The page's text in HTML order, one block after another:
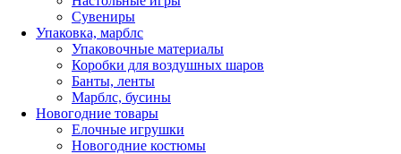
Сувениры
Упаковка, марблс
Упаковочные материалы
Коробки для воздушных шаров
Банты, ленты
Марблс, бусины
Новогодние товары
Елочные игрушки
Новогодние костюмы